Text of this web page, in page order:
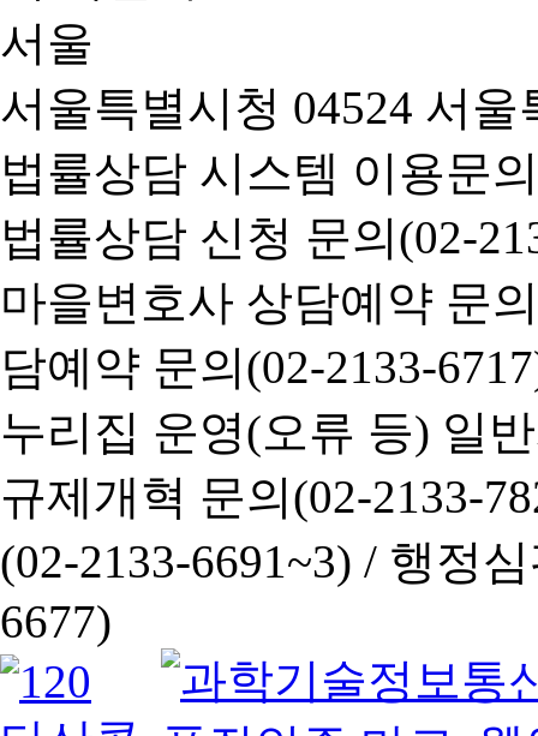
서울특별시청 04524 서
법률상담 시스템 이용문
법률상담 신청 문의(02-
마을변호사 상담예약 문
담예약 문의(02-2133-
누리집 운영(오류 등) 일
규제개혁 문의(02-2133-
(02-2133-6691~3) / 행정심
6677)